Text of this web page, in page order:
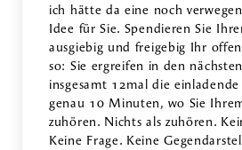
ich hätte da eine noch
Idee für Sie. Spendieren Sie
ausgiebig und freigebig Ihr
so: Sie ergreifen in den
insgesamt 12mal die
genau 10 Minuten, wo Sie
zuhören. Nichts als zuhören.
Keine Frage. Keine